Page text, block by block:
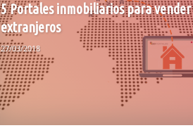
5 Portales inmobiliarios para vender
extranjeros
27/03/2018